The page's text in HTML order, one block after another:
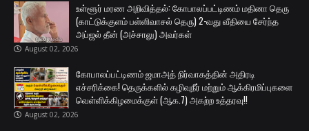
உள்ளூர் மரண அறிவித்தல்: கோபாலப்பட்டிணம் மதினா தெரு
(காட்டுக்குளம் பள்ளிவாசல் தெரு) 2-வது வீதியை சேர்ந்த
அப்ஜல் தீன் (அச்சாலு) அவர்கள்
August 02, 2026
கோபாலப்பட்டிணம் ஜமாஅத் நிர்வாகத்தின் அதிரடி
எச்சரிக்கை! தெருக்களில் கழிவுநீர் மற்றும் ஆக்கிரமிப்புகளை
வெள்ளிக்கிழமைக்குள் (ஆக.7) அகற்ற உத்தரவு!!
August 02, 2026